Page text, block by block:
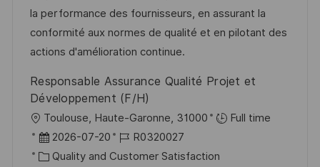
t
l
i
c
h
u
n
g
d
e
r
e
f
D
g
o
r
e
la performance des fournisseurs, en assurant la
conformité aux normes de qualité et en pilotant des
actions d'amélioration continue.
Responsable Assurance Qualité Projet et
Développement (F/H)
O
r
t
Toulouse, Haute-Garonne, 31000
Full time
D
a
2026-07-20
J
o
R0320027
K Quality and Customer Satisfaction